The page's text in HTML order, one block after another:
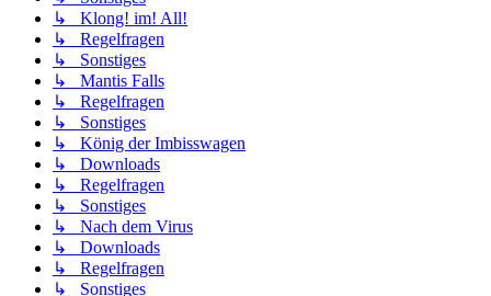
↳ Klong! im! All!
↳ Regelfragen
↳ Sonstiges
↳ Mantis Falls
↳ Regelfragen
↳ Sonstiges
↳ König der Imbisswagen
↳ Downloads
↳ Regelfragen
↳ Sonstiges
↳ Nach dem Virus
↳ Downloads
↳ Regelfragen
↳ Sonstiges